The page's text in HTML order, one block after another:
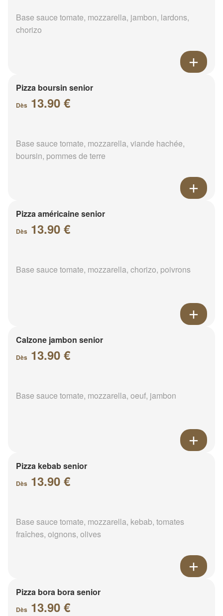
Base sauce tomate, mozzarella, jambon, lardons,
chorizo
Pizza boursin senior
Dès 13.90 €
Base sauce tomate, mozzarella, viande hachée,
boursin, pommes de terre
Pizza américaine senior
Dès 13.90 €
Base sauce tomate, mozzarella, chorizo, poivrons
Calzone jambon senior
Dès 13.90 €
Base sauce tomate, mozzarella, oeuf, jambon
Pizza kebab senior
Dès 13.90 €
Base sauce tomate, mozzarella, kebab, tomates
fraîches, oignons, olives
Pizza bora bora senior
Dès 13.90 €